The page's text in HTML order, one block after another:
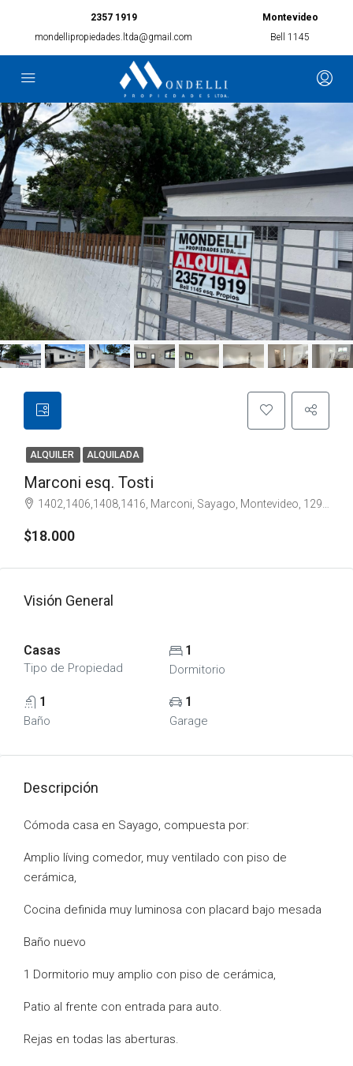
2357 1919
mondellipropiedades.ltda@gmail.com
Montevideo
Bell 1145
ALQUILER ALQUILADA
Marconi esq. Tosti
1402,1406,1408,1416, Marconi, Sayago, Montevideo, 12900, Uruguay
$18.000
Visión General
Casas
Tipo de Propiedad
1
Dormitorio
1
Baño
1
Garage
Descripción
Cómoda casa en Sayago, compuesta por:
Amplio líving comedor, muy ventilado con piso de
cerámica,
Cocina definida muy luminosa con placard bajo mesada
Baño nuevo
1 Dormitorio muy amplio con piso de cerámica,
Patio al frente con entrada para auto.
Rejas en todas las aberturas.